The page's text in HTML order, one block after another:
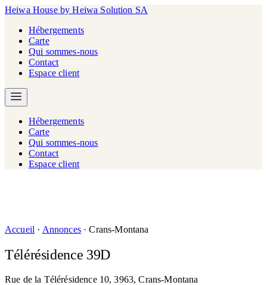
Heiwa House by Heiwa Solution SA
Hébergements
Carte
Qui sommes-nous
Contact
Espace client
Hébergements
Carte
Qui sommes-nous
Contact
Espace client
Accueil · Annonces · Crans-Montana
Télérésidence 39D
Rue de la Télérésidence 10, 3963, Crans-Montana